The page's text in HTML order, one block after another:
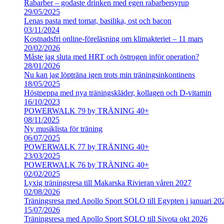
Rabarber – godaste drinken med egen rabarbersyrup
29/05/2025
Lenas pasta med tomat, basilika, ost och bacon
03/11/2024
Kostnadsfri online-föreläsning om klimakteriet – 11 mars
20/02/2026
Måste jag sluta med HRT och östrogen inför operation?
28/01/2026
Nu kan jag löpträna igen trots min träningsinkontinens
18/05/2025
Höstpeppa med nya träningskläder, kollagen och D-vitamin
16/10/2023
POWERWALK 79 by TRÄNING 40+
08/11/2025
Ny musiklista för träning
06/07/2025
POWERWALK 77 by TRÄNING 40+
23/03/2025
POWERWALK 76 by TRÄNING 40+
02/02/2025
Lyxig träningsresa till Makarska Rivieran våren 2027
02/08/2026
Träningsresa med Apollo Sport SOLO till Egypten i januari
15/07/2026
Träningsresa med Apollo Sport SOLO till Sivota okt 2026